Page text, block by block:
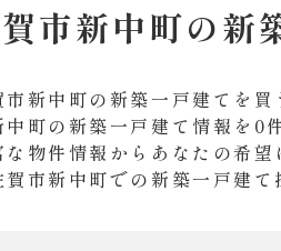
市新中町の新
市新中町の新築一戸建てを
中町の新築一戸建て情報を0
な物件情報からあなたの希
賀市新中町での新築一戸建